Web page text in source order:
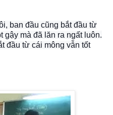
ban đầu cũng bắt đầu từ
gậy mà đã lăn ra ngất luôn.
đầu từ cái mông vẫn tốt